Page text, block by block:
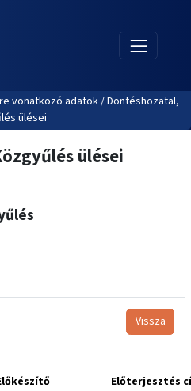
vonatkozó adatok / Döntéshozatal,
ülései
ülései
Vissza
Előterjesztés